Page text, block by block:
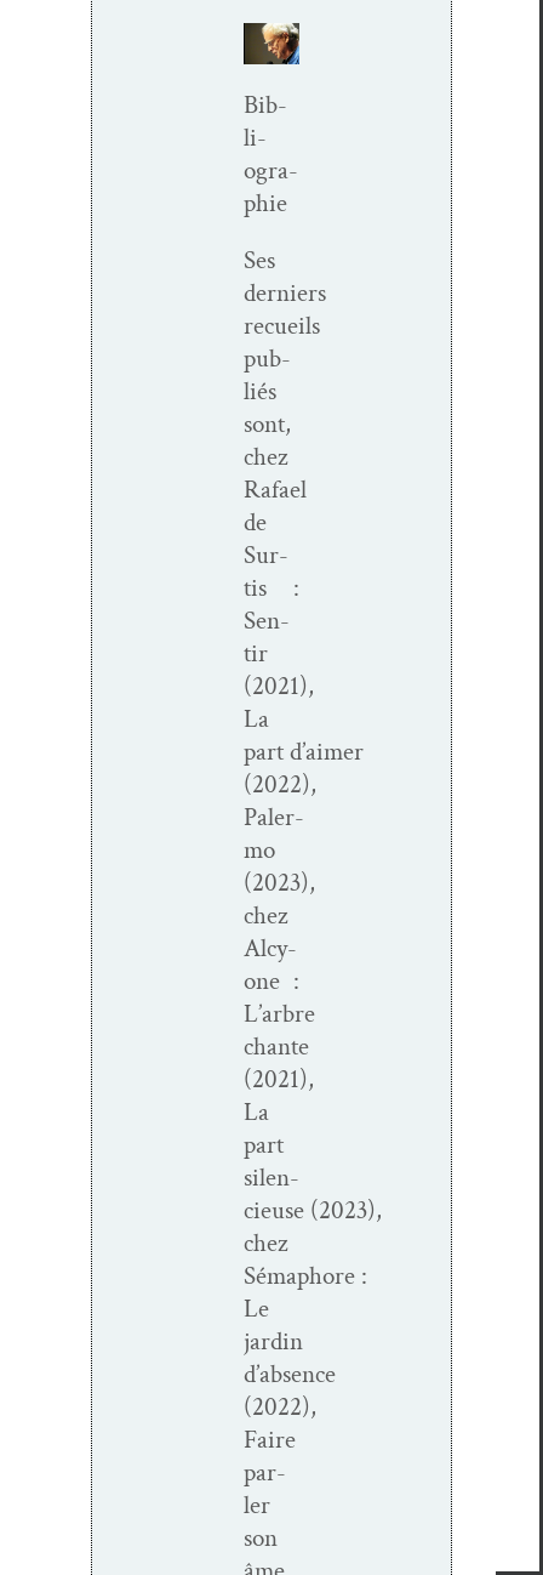
Bib­
li­
ogra­
phie
Ses
derniers
recueils
pub­
liés
sont,
chez
Rafael
de
Sur­
tis :
Sen­
tir
(2021),
La
part d’aimer
(2022),
Paler­
mo
(2023),
chez
Alcy­
one :
L’arbre
chante
(2021),
La
part
silen­
cieuse (2023),
chez
Sémaphore :
Le
jardin
d’absence
(2022),
Faire
par­
ler
son